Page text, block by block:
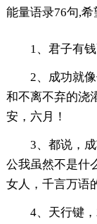
能量语录76句,希
1、君子有
2、成功就
和不离不弃的浇
安，六月！
3、都说，
公我虽然不是什
女人，千言万语
4、天行键